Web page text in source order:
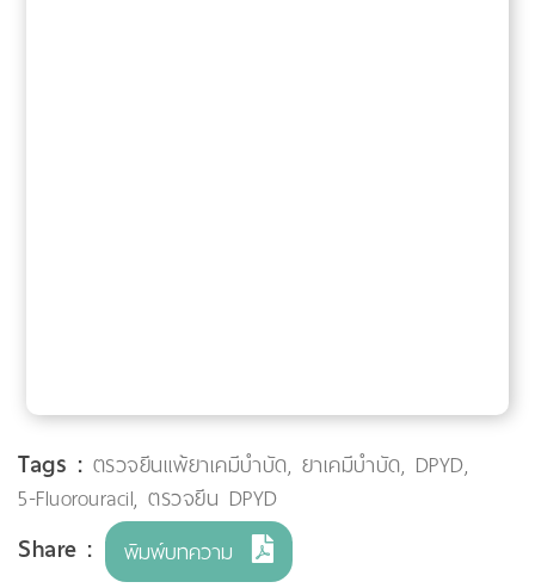
Tags : ตรวจยีนแพ้ยาเคมีบำบัด, ยาเคมีบำบัด, DPYD,
5-Fluorouracil, ตรวจยีน DPYD
Share : พิมพ์บทความ